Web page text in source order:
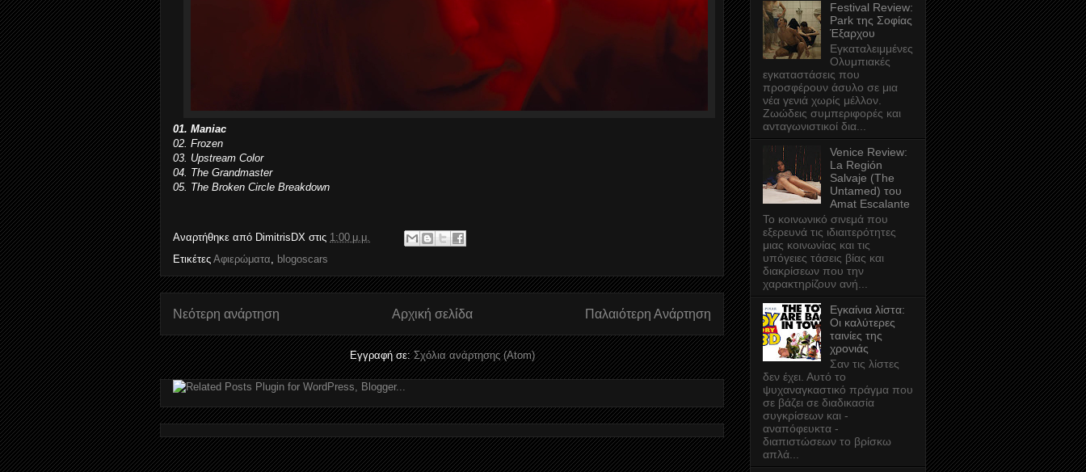
01. Maniac
02. Frozen
03. Upstream Color
04. The Grandmaster
05. The Broken Circle Breakdown
Αναρτήθηκε από DimitrisDX στις 1:00 μ.μ.
Ετικέτες Αφιερώματα, blogoscars
Νεότερη ανάρτηση Παλαιότερη Ανάρτηση
Αρχική σελίδα
Εγγραφή σε:Σχόλια ανάρτησης (Atom)
Festival Review:
Park της Σοφίας
Έξαρχου
Εγκαταλειμμένες
Ολυμπιακές
εγκαταστάσεις που
προσφέρουν άσυλο σε μια
νέα γενιά χωρίς μέλλον.
Ζωώδεις συμπεριφορές και
ανταγωνιστικοί δια...
Venice Review:
La Región
Salvaje (The
Untamed) του
Amat Escalante
Το κοινωνικό σινεμά που
εξερευνά τις ιδιαιτερότητες
μιας κοινωνίας και τις
υπόγειες τάσεις βίας και
διακρίσεων που την
χαρακτηρίζουν ανή...
Εγκαίνια λίστα:
Οι καλύτερες
ταινίες της
χρονιάς
Σαν τις λίστες
δεν έχει. Αυτό το
ψυχαναγκαστικό πράγμα που
σε βάζει σε διαδικασία
συγκρίσεων και -
αναπόφευκτα -
διαπιστώσεων το βρίσκω
απλά...